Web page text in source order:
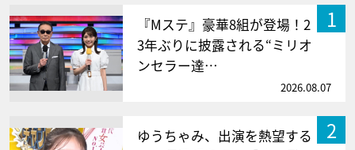
1
『Mステ』豪華8組が登場！2
3年ぶりに披露される“ミリオ
ンセラー達…
2026.08.07
2
ゆうちゃみ、出演を熱望する